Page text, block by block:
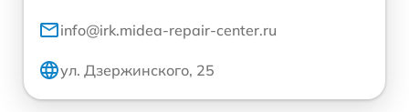
info@irk.midea-repair-center.ru
ул. Дзержинского, 25